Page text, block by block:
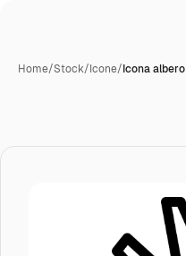
Home/Stock/Icone/Icona albero